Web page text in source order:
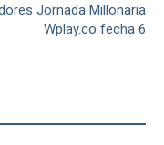
Jornada Millonaria
Wplay.co fecha 6